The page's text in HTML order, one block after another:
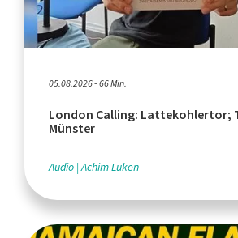
05.08.2026 - 66 Min.
London Calling: Lattekohlertor;
Münster
Audio Achim Lüken